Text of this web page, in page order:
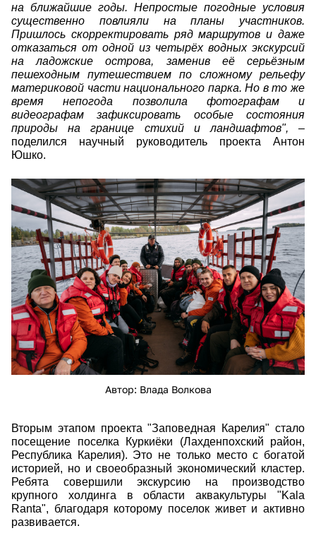
на ближайшие годы. Непростые погодные условия
существенно повлияли на планы участников.
Пришлось скорректировать ряд маршрутов и даже
отказаться от одной из четырёх водных экскурсий
на ладожские острова, заменив её серьёзным
пешеходным путешествием по сложному рельефу
материковой части национального парка. Но в то же
время непогода позволила фотографам и
видеографам зафиксировать особые состояния
природы на границе стихий и ландшафтов", –
поделился научный руководитель проекта Антон
Юшко.
volkova_vlada_3.jpg
Автор: Влада Волкова
Вторым этапом проекта "Заповедная Карелия" стало
посещение поселка Куркиёки (Лахденпохский район,
Республика Карелия). Это не только место с богатой
историей, но и своеобразный экономический кластер.
Ребята совершили экскурсию на производство
крупного холдинга в области аквакультуры "Kala
Ranta", благодаря которому поселок живет и активно
развивается.